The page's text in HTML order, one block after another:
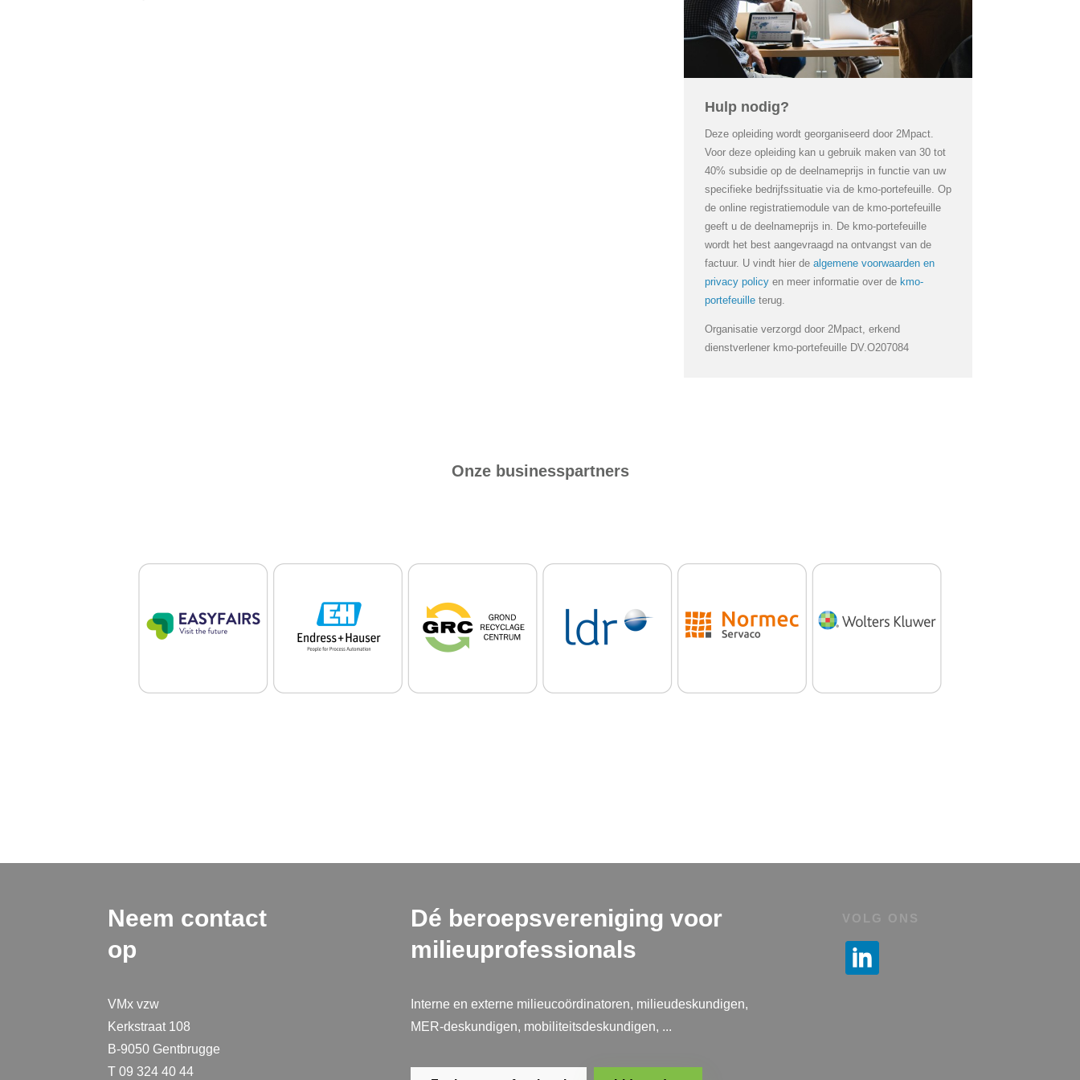
Hulp nodig?
Deze opleiding wordt georganiseerd door 2Mpact.
Voor deze opleiding kan u gebruik maken van 30 tot
40% subsidie op de deelnameprijs in functie van uw
specifieke bedrijfssituatie via de kmo-portefeuille. Op
de online registratiemodule van de kmo-portefeuille
geeft u de deelnameprijs in. De kmo-portefeuille
wordt het best aangevraagd na ontvangst van de
factuur. U vindt hier de algemene voorwaarden en
privacy policyen meer informatie over de kmo-
portefeuille terug.
Organisatie verzorgd door 2Mpact, erkend
dienstverlener kmo-portefeuille DV.O207084
Onze businesspartners
Neem contact
op
VMx vzw
Kerkstraat 108
B-9050 Gentbrugge
T 09 324 40 44
Dé beroepsvereniging voor
milieuprofessionals
Interne en externe milieucoördinatoren, milieudeskundigen,
MER-deskundigen, mobiliteitsdeskundigen, ...
Login
Français